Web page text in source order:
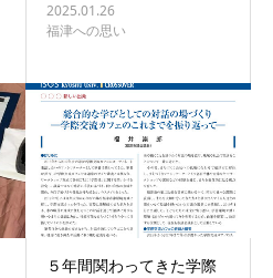
2025.01.26
福津への思い
５年間関わってきた学際